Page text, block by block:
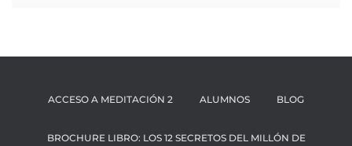
ACCESO A MEDITACIÓN 2 ALUMNOS BLOG
BROCHURE LIBRO: LOS 12 SECRETOS DEL MILLÓN DE